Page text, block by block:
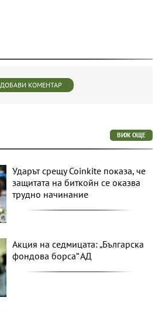
ДОБАВИ КОМЕНТАР
ВИЖ ОЩЕ
Ударът срещу Coinkite показа, че
защитата на биткойн се оказва
трудно начинание
Акция на седмицата: „Българска
фондова борса“ АД